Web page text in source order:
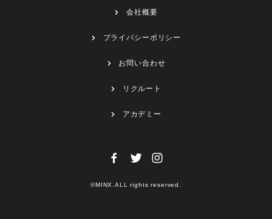
会社概要
プライバシーポリシー
お問い合わせ
リクルート
アカデミー
©MINX.ALL rights reserved.